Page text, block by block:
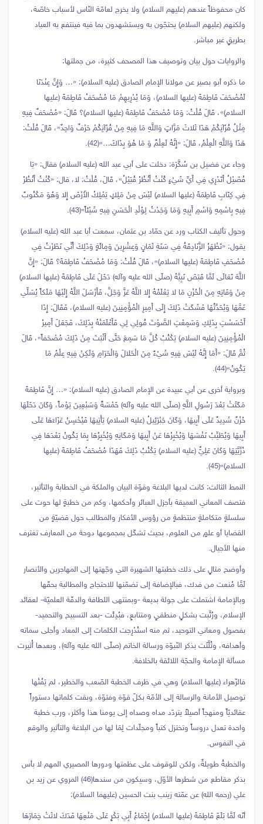
كان محفوظاً عندهم (عليهم السلام) ولا يخرج لعامّة النّاس لأسباب خاصّة،
ولكنهم (عليهم السلام) يحتجّون به ويستشهدون بما فيه فينتفع به العباد
بطريقٍ غير مباشر.
والروايات حول بيان وتوصيف هذا المصحف كثيرة، من جملتها:
ما ذكره أبو بصير عن مولانا الإمام الصادق (عليه السلام): «… وَإِنَّ عِنْدَنَا
لَمُصْحَفَ فَاطِمَةَ (عليها السلام)، وَمَا يُدْرِيهِمْ مَا مُصْحَفُ فَاطِمَةَ (عليها
السلام)»، قَالَ قُلْتُ: وَمَا مُصْحَفُ فَاطِمَةَ (عليها السلام)؟ قَالَ: «مُصْحَفٌ فِيهِ
مِثْلُ قُرْآنِكُمْ هَذَا ثَلاثَ مَرَّاتٍ وَاللَّهِ مَا فِيهِ مِنْ قُرْآنِكُمْ حَرْفٌ وَاحِدٌ»، قَالَ قُلْتُ:
هَذَا وَاللَّهِ الْعِلْمُ، قَالَ: «إِنَّهُ لَعِلْمٌ وَ مَا هُوَ بِذَاكَ…»(42).
وجاء عن فضيل بن سُكَّرَة: دخلت على أبي عبد الله (عليه السلام) فقال: «يَا
فُضَيْلُ أَتَدْرِي فِي أَيِّ شَيْ‏ءٍ كُنْتُ أَنْظُرُ قُبَيْلُ»، قَالَ، قُلْتُ: لا، قال: «كُنْتُ أَنْظُرُ
فِي كِتَابِ فَاطِمَةَ (عليها السلام) لَيْسَ مِنْ مَلِكٍ يَمْلِكُ الأَرْضَ إِلا وَهُوَ مَكْتُوبٌ
فِيهِ بِاسْمِهِ وَاسْمِ أَبِيهِ وَمَا وَجَدْتُ لِوُلْدِ الْحَسَنِ فِيهِ شَيْئاً»(43).
وحول تأليف الكتاب ورد عن حمّاد بن عثمان، سمعت أبا عبد الله (عليه السلام)
يقول: «تَظْهَرُ الزَّنَادِقَةُ فِي سَنَةِ ثَمَانٍ وَعِشْرِينَ وَمِائَةٍ وَذَلِكَ أَنِّي نَظَرْتُ فِي
مُصْحَفِ فَاطِمَةَ (عليها السلام)»، قَالَ قُلْتُ: وَمَا مُصْحَفُ فَاطِمَةَ؟ قَالَ: «إِنَّ
اللَّهَ تَعَالَى لَمَّا قَبَضَ نَبِيَّهُ (صلّى الله عليه وآله) دَخَلَ عَلَى فَاطِمَةَ (عليها السلام)
مِنْ وَفَاتِهِ مِنَ الْحُزْنِ مَا لا يَعْلَمُهُ إِلا اللَّهُ عَزَّ وَجَلَّ، فَأَرْسَلَ اللَّهُ إِلَيْهَا مَلَكاً يُسَلِّي
غَمَّهَا وَيُحَدِّثُهَا فَشَكَتْ ذَلِكَ إِلَى أَمِيرِ الْمُؤْمِنِينَ (عليه السلام)، فَقَالَ: إِذَا
أَحْسَسْتِ بِذَلِكِ وَسَمِعْتِ الصَّوْتَ قُولِي لِي فَأَعْلَمَتْهُ بِذَلِكَ، فَجَعَلَ أَمِيرُ
الْمُؤْمِنِينَ (عليه السلام) يَكْتُبُ كُلَّ مَا سَمِعَ حَتَّى أَثْبَتَ مِنْ ذَلِكَ مُصْحَفاً»، قَالَ
ثُمَّ قَالَ: «أَمَا إِنَّهُ لَيْسَ فِيهِ شَيْ‏ءٌ مِنَ الْحَلالَ وَالْحَرَامِ وَلَكِنْ فِيهِ عِلْمُ مَا
يَكُونُ»(44).
وبرواية أخرى عن أبي عبيدة عن الإمام الصادق (عليه السلام): «… إِنَّ فَاطِمَةَ
مَكَثَتْ بَعْدَ رَسُولِ اللَّهِ (صلّى الله عليه وآله) خَمْسَةً وَسَبْعِينَ يَوْماً، وَكَانَ دَخَلَهَا
حُزْنٌ شَدِيدٌ عَلَى أَبِيهَا، وَكَانَ جَبْرَئِيلُ (عليه السلام) يَأْتِيهَا فَيُحْسِنُ عَزَاءَهَا عَلَى
أَبِيهَا وَيُطَيِّبُ نَفْسَهَا وَيُخْبِرُهَا عَنْ أَبِيهَا وَمَكَانِهِ وَيُخْبِرُهَا بِمَا يَكُونُ بَعْدَهَا فِي
ذُرِّيَّتِهَا وَكَانَ عَلِيٌّ (عليه السلام) يَكْتُبُ ذَلِكَ فَهَذَا مُصْحَفُ فَاطِمَةَ (عليها
السلام)»(45).
النمط الثالث: كانت لديها البلاغة وقوّة البيان والملكة في الخطابة والتأثير،
فتصف المعاني العميقة بأجزل العبائر وأحكمها، وكم من خطبةٍ لها حوت على
سلسلةٍ متكاملةٍ منتظمةٍ من رؤوس الأفكار والمطالب حول قضيّةٍ من
القضايا أو علمٍ من العلوم، بحيث تشكّل بمجموعها دوحة من المعارف تغترف
منها الأجيال.
وأوضح مثالٍ على ذلك خطبتها الشهيرة التي وجّهتها إلى المهاجرين والأنصار
لَمَّا مُنعت من فدك، فبالإضافة إلى تضمّنها للاحتجاج والمطالبة بحقّها
وبالإمامة اشتملت على جولة بديعة -وبمنتهى اللطافة والدقّة العلميّة- لعقائد
الإسلام، ورُتِّبت بشكلٍ منطقيٍ ومتتابعٍ، فبُدِئَت -بعد التسبيح والتحميد-
بفصول ومعاني التوحيد، ثم منه استُدْرِجت الكلمات إلى المعاد وأجلى سماته
وأهدافه، وثُلِّثَت بذكر النّبوّة ورسالة الخاتم (صلّى الله عليه وآله)، وبعدها أُثيرت
مسألة الإمامة والحجّة اللائقة بالخلافة.
فالزّهراء (عليها السلام) وهي في ظرف الخطبة الصّعب والخطير، لم يَفُتْها
توصيل الأمانة والرسالة إلى الأمّة بكلّ قوّة وفتوّة، وبقت كلماتها دستوراً
عقائديّاً ومنهجاً أصيلاً يتردّد مداه وصداه إلى يومنا هذا وأكثر، ورب خطبة
واحدة تعدل دروساً وتختزل كتباً ومجلّدات لِمَا لها من البلاغة والتأثير والوقع
في النفوس.
والخطبةُ طويلةٌ، ولكن للوقوف على عظمتها ودورها المصيري المهم لا بأس
بذكر مقاطع من شطرها الأوّل، وسيكون من سندها(46) المروي عن زيد بن
علي (رحمه الله) عن عمّته زينب بنت الحسين (عليهما السلام):
أنّه لَمَّا بَلَغَ فَاطِمَةَ (عليها السلام) إِجْمَاعُ أَبِي بَكْرٍ عَلَى مَنْعِهَا فَدَكَ لاثَتْ خِمَارَهَا